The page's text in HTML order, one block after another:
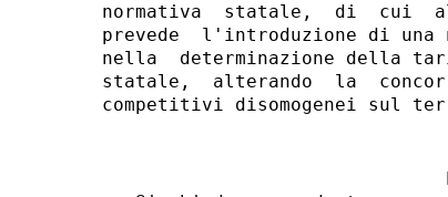
normativa  statale,  di  cui
prevede  l'introduzione di una
nella  determinazione della
statale,  alterando  la